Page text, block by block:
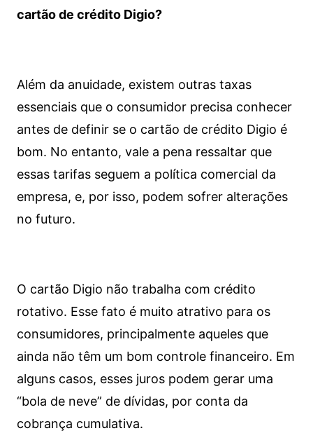
cartão de crédito Digio?
Além da anuidade, existem outras taxas
essenciais que o consumidor precisa conhecer
antes de definir se o cartão de crédito Digio é
bom. No entanto, vale a pena ressaltar que
essas tarifas seguem a política comercial da
empresa, e, por isso, podem sofrer alterações
no futuro.
O cartão Digio não trabalha com crédito
rotativo. Esse fato é muito atrativo para os
consumidores, principalmente aqueles que
ainda não têm um bom controle financeiro. Em
alguns casos, esses juros podem gerar uma
“bola de neve” de dívidas, por conta da
cobrança cumulativa.